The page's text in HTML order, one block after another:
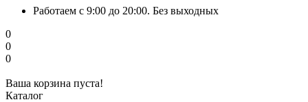
Работаем с 9:00 до 20:00. Без выходных
0
0
0
Ваша корзина пуста!
Каталог